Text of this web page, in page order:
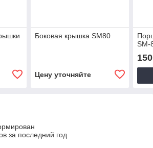
Боковая крышка SM80
Цену уточняйте
SM-
за последний год